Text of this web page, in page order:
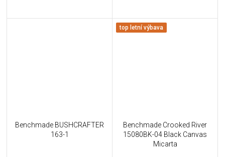
Benchmade BUSHCRAFTER
163-1
top letní výbava
Benchmade Crooked River
15080BK-04 Black Canvas
Micarta